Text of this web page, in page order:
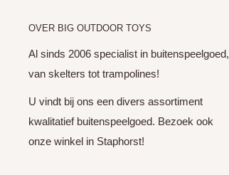
OVER BIG OUTDOOR TOYS
Al sinds 2006 specialist in buitenspeelgoed,
van skelters tot trampolines!
U vindt bij ons een divers assortiment
kwalitatief buitenspeelgoed. Bezoek ook
onze winkel in Staphorst!